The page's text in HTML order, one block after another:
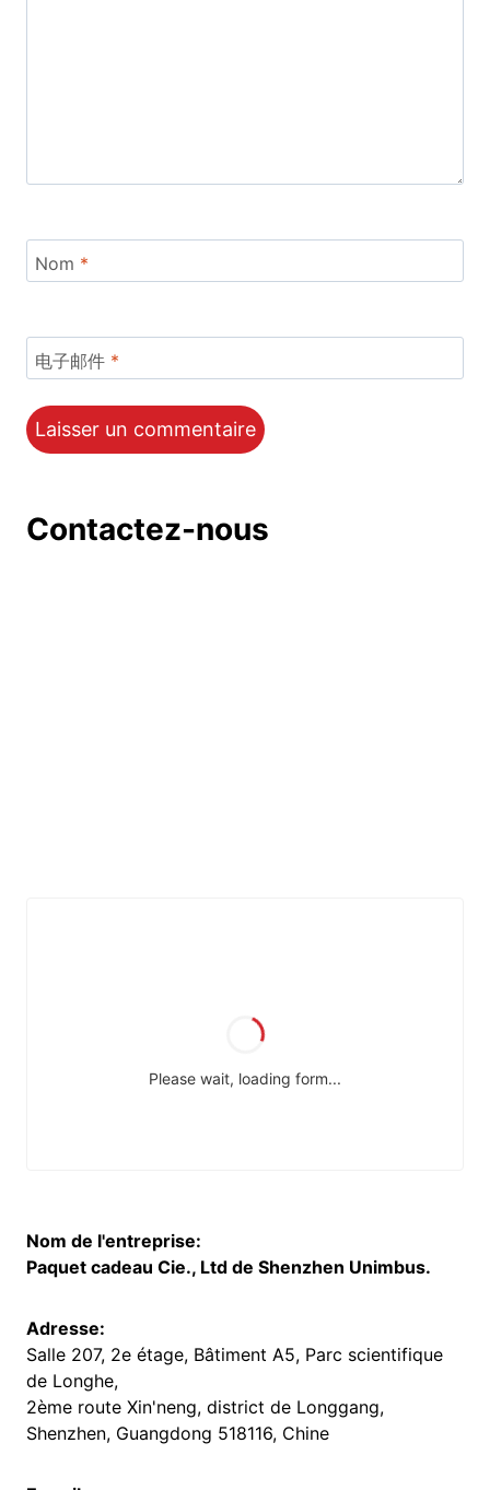
Nom *
电子邮件 *
Contactez-nous
Nom de l'entreprise:
Paquet cadeau Cie., Ltd de Shenzhen Unimbus.
Adresse:
Salle 207, 2e étage, Bâtiment A5, Parc scientifique
de Longhe,
2ème route Xin'neng, district de Longgang,
Shenzhen, Guangdong 518116, Chine